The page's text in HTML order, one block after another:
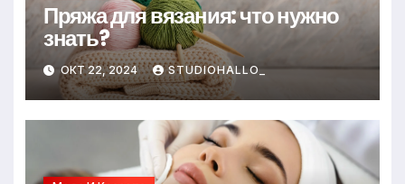
Пряжа для вязания: что нужно
знать?
ОКТ 22, 2024 STUDIOHALLO_